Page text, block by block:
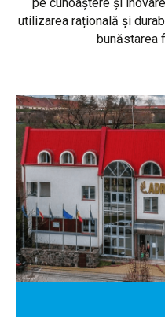
utilizarea rațională și
bunăstarea